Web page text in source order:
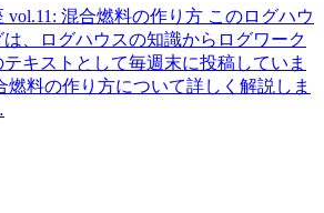
vol.11: 混合燃料の作り方 このログハウ
、ログハウスの知識からログワーク
キストとして毎週末に投稿していま
燃料の作り方について詳しく解説しま